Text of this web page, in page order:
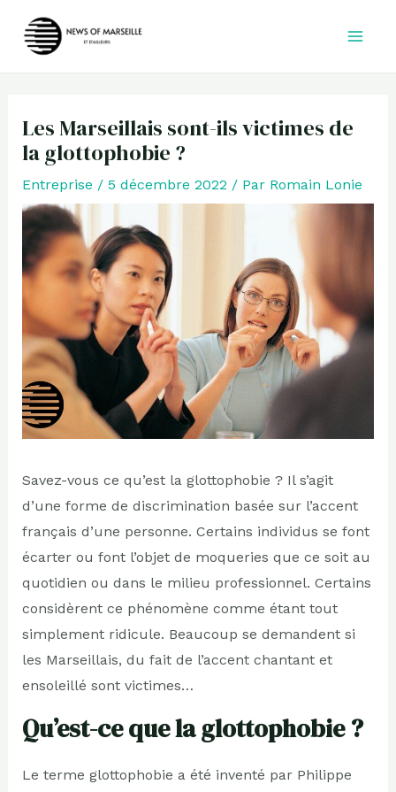
Les Marseillais sont-ils victimes de
la glottophobie ?
Entreprise / 5 décembre 2022 / Par Romain Lonie
Savez-vous ce qu’est la glottophobie ? Il s’agit
d’une forme de discrimination basée sur l’accent
français d’une personne. Certains individus se font
écarter ou font l’objet de moqueries que ce soit au
quotidien ou dans le milieu professionnel. Certains
considèrent ce phénomène comme étant tout
simplement ridicule. Beaucoup se demandent si
les Marseillais, du fait de l’accent chantant et
ensoleillé sont victimes…
Qu’est-ce que la glottophobie ?
Le terme glottophobie a été inventé par Philippe